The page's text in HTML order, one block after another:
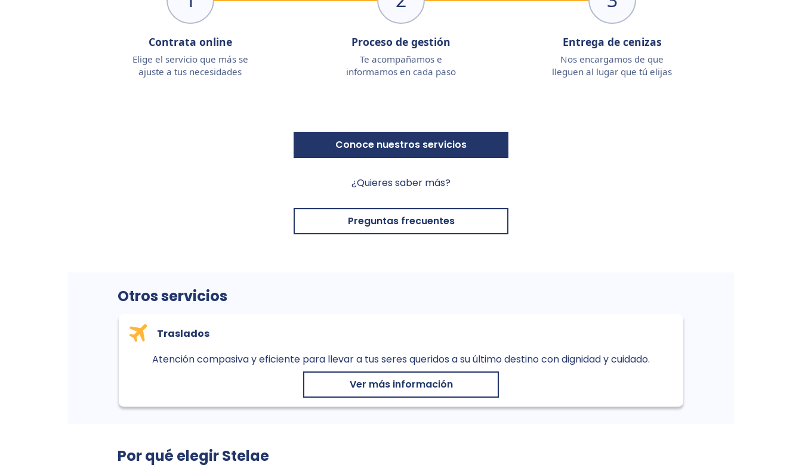
Contrata online
Elige el servicio que más se
ajuste a tus necesidades
Proceso de gestión
Te acompañamos e
informamos en cada paso
Entrega de cenizas
Nos encargamos de que
lleguen al lugar que tú elijas
Conoce nuestros servicios
¿Quieres saber más?
Preguntas frecuentes
Otros servicios
Traslados
Atención compasiva y eficiente para llevar a tus seres queridos a su último destino con dignidad y cuidado.
Ver más información
Por qué elegir Stelae